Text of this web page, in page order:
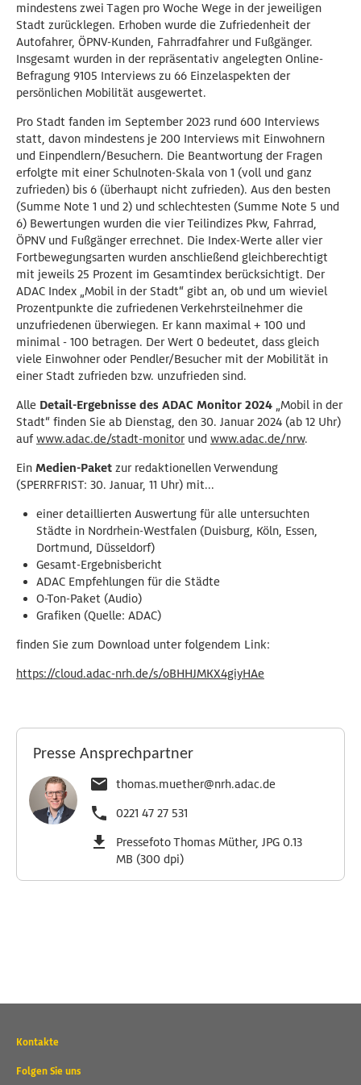
mindestens zwei Tagen pro Woche Wege in der jeweiligen
Stadt zurücklegen. Erhoben wurde die Zufriedenheit der
Autofahrer, ÖPNV-Kunden, Fahrradfahrer und Fußgänger.
Insgesamt wurden in der repräsentativ angelegten Online-
Befragung 9105 Interviews zu 66 Einzelaspekten der
persönlichen Mobilität ausgewertet.
Pro Stadt fanden im September 2023 rund 600 Interviews
statt, davon mindestens je 200 Interviews mit Einwohnern
und Einpendlern/Besuchern. Die Beantwortung der Fragen
erfolgte mit einer Schulnoten-Skala von 1 (voll und ganz
zufrieden) bis 6 (überhaupt nicht zufrieden). Aus den besten
(Summe Note 1 und 2) und schlechtesten (Summe Note 5 und
6) Bewertungen wurden die vier Teilindizes Pkw, Fahrrad,
ÖPNV und Fußgänger errechnet. Die Index-Werte aller vier
Fortbewegungsarten wurden anschließend gleichberechtigt
mit jeweils 25 Prozent im Gesamtindex berücksichtigt. Der
ADAC Index „Mobil in der Stadt“ gibt an, ob und um wieviel
Prozentpunkte die zufriedenen Verkehrsteilnehmer die
unzufriedenen überwiegen. Er kann maximal + 100 und
minimal - 100 betragen. Der Wert 0 bedeutet, dass gleich
viele Einwohner oder Pendler/Besucher mit der Mobilität in
einer Stadt zufrieden bzw. unzufrieden sind.
Alle Detail-Ergebnisse des ADAC Monitor 2024 „Mobil in der
Stadt“ finden Sie ab Dienstag, den 30. Januar 2024 (ab 12 Uhr)
aufwww.adac.de/stadt-monitorund www.adac.de/nrw.
Ein Medien-Paket zur redaktionellen Verwendung
(SPERRFRIST: 30. Januar, 11 Uhr) mit...
einer detaillierten Auswertung für alle untersuchten
Städte in Nordrhein-Westfalen (Duisburg, Köln, Essen,
Dortmund, Düsseldorf)
Gesamt-Ergebnisbericht
ADAC Empfehlungen für die Städte
O-Ton-Paket (Audio)
Grafiken (Quelle: ADAC)
finden Sie zum Download unter folgendem Link:
https://cloud.adac-nrh.de/s/oBHHJMKX4giyHAe
Presse Ansprechpartner
thomas.muether@nrh.adac.de
0221 47 27 531
Pressefoto Thomas Müther, JPG 0.13
MB (300 dpi)
Wichtige
und
Kontakte
Folgen Sie uns